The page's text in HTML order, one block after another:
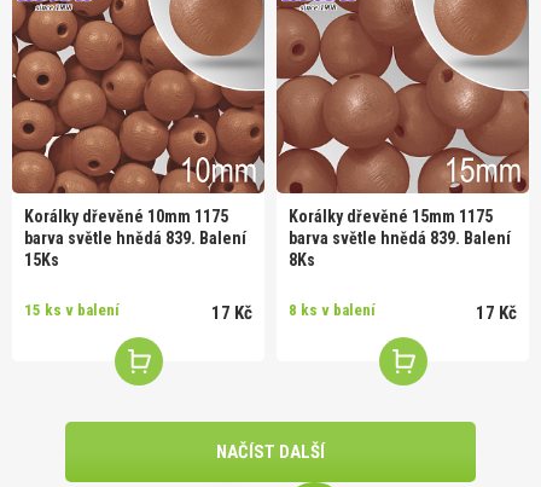
Korálky dřevěné 10mm 1175
barva světle hnědá 839. Balení
15Ks
15 ks v balení 17 Kč
Korálky dřevěné 15mm 1175
barva světle hnědá 839. Balení
8Ks
8 ks v balení 17 Kč
NAČÍST DALŠÍ